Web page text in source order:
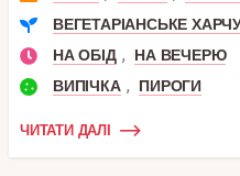
ВЕГЕТАРІАНСЬКЕ
НА ОБІД ,
НА ВЕЧЕРЮ
ВИПІЧКА , ПИРОГИ
ЧИТАТИ ДАЛІ